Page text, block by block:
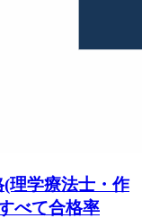
(理学療法士・作
べて合格率